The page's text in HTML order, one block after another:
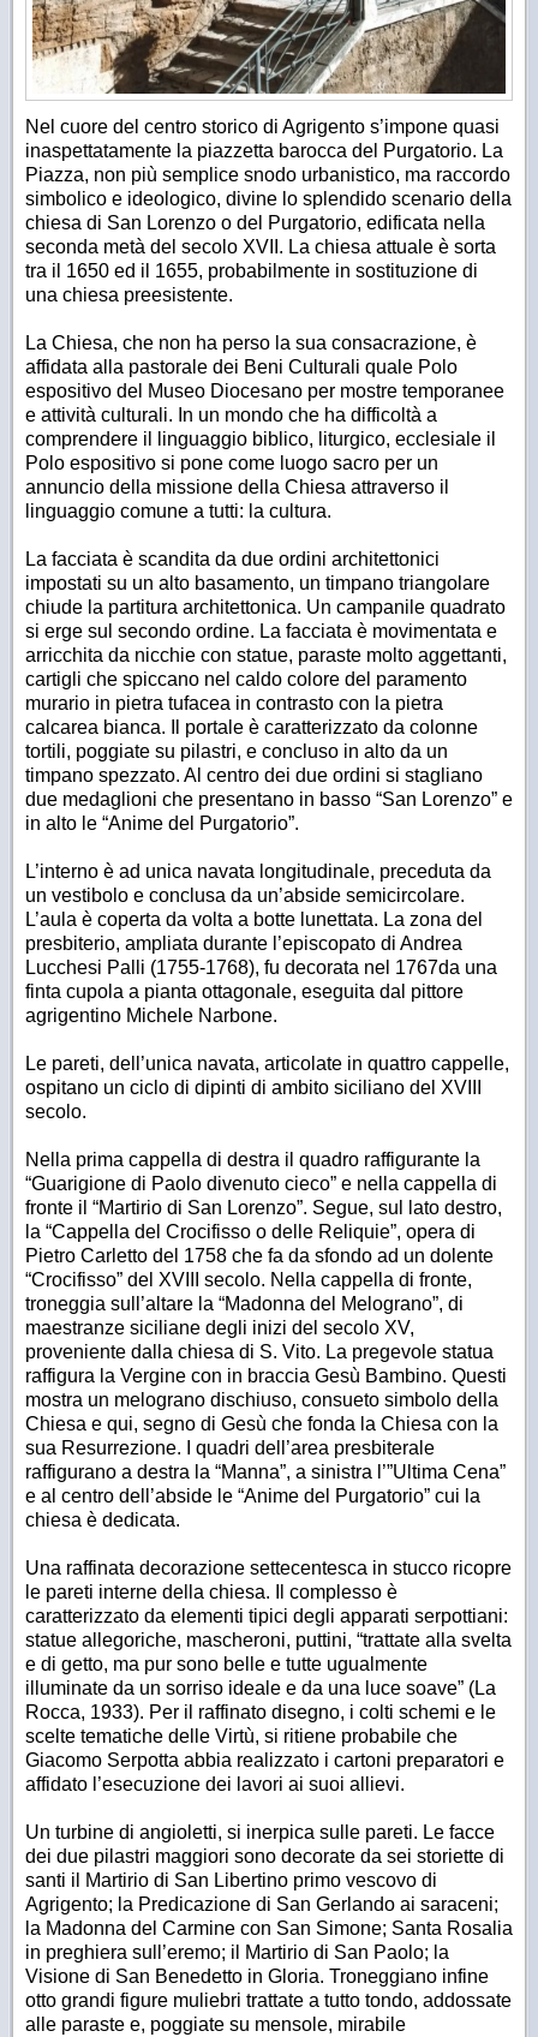
Nel cuore del centro storico di Agrigento s’impone quasi
inaspettatamente la piazzetta barocca del Purgatorio. La
Piazza, non più semplice snodo urbanistico, ma raccordo
simbolico e ideologico, divine lo splendido scenario della
chiesa di San Lorenzo o del Purgatorio, edificata nella
seconda metà del secolo XVII. La chiesa attuale è sorta
tra il 1650 ed il 1655, probabilmente in sostituzione di
una chiesa preesistente.
La Chiesa, che non ha perso la sua consacrazione, è
affidata alla pastorale dei Beni Culturali quale Polo
espositivo del Museo Diocesano per mostre temporanee
e attività culturali. In un mondo che ha difficoltà a
comprendere il linguaggio biblico, liturgico, ecclesiale il
Polo espositivo si pone come luogo sacro per un
annuncio della missione della Chiesa attraverso il
linguaggio comune a tutti: la cultura.
La facciata è scandita da due ordini architettonici
impostati su un alto basamento, un timpano triangolare
chiude la partitura architettonica. Un campanile quadrato
si erge sul secondo ordine. La facciata è movimentata e
arricchita da nicchie con statue, paraste molto aggettanti,
cartigli che spiccano nel caldo colore del paramento
murario in pietra tufacea in contrasto con la pietra
calcarea bianca. Il portale è caratterizzato da colonne
tortili, poggiate su pilastri, e concluso in alto da un
timpano spezzato. Al centro dei due ordini si stagliano
due medaglioni che presentano in basso “San Lorenzo” e
in alto le “Anime del Purgatorio”.
L’interno è ad unica navata longitudinale, preceduta da
un vestibolo e conclusa da un’abside semicircolare.
L’aula è coperta da volta a botte lunettata. La zona del
presbiterio, ampliata durante l’episcopato di Andrea
Lucchesi Palli (1755-1768), fu decorata nel 1767da una
finta cupola a pianta ottagonale, eseguita dal pittore
agrigentino Michele Narbone.
Le pareti, dell’unica navata, articolate in quattro cappelle,
ospitano un ciclo di dipinti di ambito siciliano del XVIII
secolo.
Nella prima cappella di destra il quadro raffigurante la
“Guarigione di Paolo divenuto cieco” e nella cappella di
fronte il “Martirio di San Lorenzo”. Segue, sul lato destro,
la “Cappella del Crocifisso o delle Reliquie”, opera di
Pietro Carletto del 1758 che fa da sfondo ad un dolente
“Crocifisso” del XVIII secolo. Nella cappella di fronte,
troneggia sull’altare la “Madonna del Melograno”, di
maestranze siciliane degli inizi del secolo XV,
proveniente dalla chiesa di S. Vito. La pregevole statua
raffigura la Vergine con in braccia Gesù Bambino. Questi
mostra un melograno dischiuso, consueto simbolo della
Chiesa e qui, segno di Gesù che fonda la Chiesa con la
sua Resurrezione. I quadri dell’area presbiterale
raffigurano a destra la “Manna”, a sinistra l’”Ultima Cena”
e al centro dell’abside le “Anime del Purgatorio” cui la
chiesa è dedicata.
Una raffinata decorazione settecentesca in stucco ricopre
le pareti interne della chiesa. Il complesso è
caratterizzato da elementi tipici degli apparati serpottiani:
statue allegoriche, mascheroni, puttini, “trattate alla svelta
e di getto, ma pur sono belle e tutte ugualmente
illuminate da un sorriso ideale e da una luce soave” (La
Rocca, 1933). Per il raffinato disegno, i colti schemi e le
scelte tematiche delle Virtù, si ritiene probabile che
Giacomo Serpotta abbia realizzato i cartoni preparatori e
affidato l’esecuzione dei lavori ai suoi allievi.
Un turbine di angioletti, si inerpica sulle pareti. Le facce
dei due pilastri maggiori sono decorate da sei storiette di
santi il Martirio di San Libertino primo vescovo di
Agrigento; la Predicazione di San Gerlando ai saraceni;
la Madonna del Carmine con San Simone; Santa Rosalia
in preghiera sull’eremo; il Martirio di San Paolo; la
Visione di San Benedetto in Gloria. Troneggiano infine
otto grandi figure muliebri trattate a tutto tondo, addossate
alle paraste e, poggiate su mensole, mirabile